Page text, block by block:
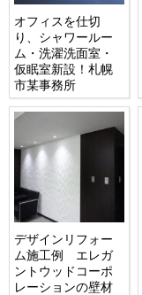
オフィスを仕切
り、シャワールー
ム・洗濯洗面室・
仮眠室新設！札幌
市某事務所
デザインリフォー
ム施工例 エレガ
ントウッドコーポ
レーションの壁材